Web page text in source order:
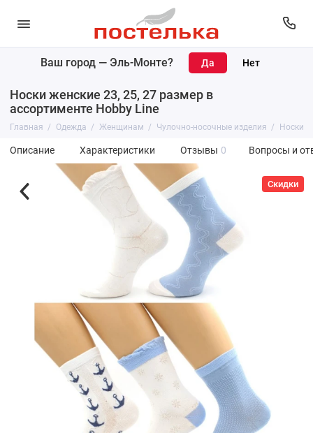
Ваш город — Эль-Монте?
Носки женские 23, 25, 27 размер в
ассортименте Hobby Line
Главная Одежда Женщинам Чулочно-носочные изделия Носки
Описание Характеристики Отзывы 0 Вопросы и
Скидки